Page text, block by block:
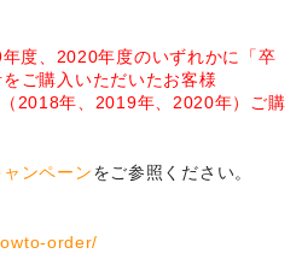
、2020年度のいずれかに「卒
ご購入いただいたお客様
年、2019年、2020年）ご購
ンペーンをご参照ください。
order/